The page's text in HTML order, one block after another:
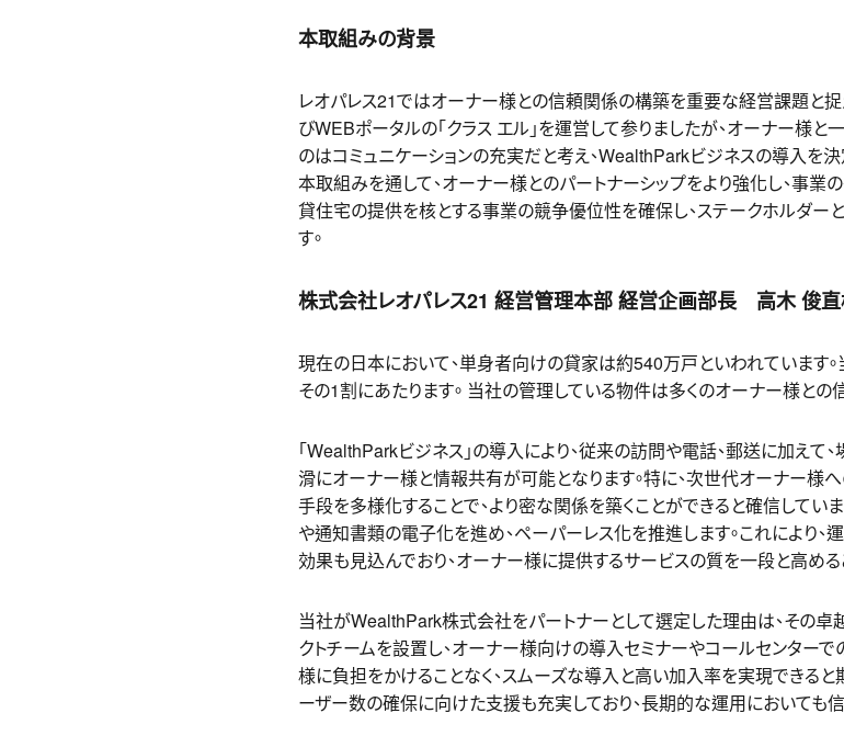
本取組みの背景
レオパレス21ではオーナー様との信頼関係の構築を重要な経営課題と
びWEBポータルの「クラス エル」を運営して参りましたが、オーナー様
のはコミュニケーションの充実だと考え、WealthParkビジネスの導入を決
本取組みを通して、オーナー様とのパートナーシップをより強化し、事業
貸住宅の提供を核とする事業の競争優位性を確保し、ステークホルダー
す。
株式会社レオパレス21 経営管理本部 経営企画部長 高木 俊直
現在の日本において、単身者向けの貸家は約540万戸といわれています
その1割にあたります。 当社の管理している物件は多くのオーナー様との
「WealthParkビジネス」の導入により、従来の訪問や電話、郵送に加えて
滑にオーナー様と情報共有が可能となります。特に、次世代オーナー様
手段を多様化することで、より密な関係を築くことができると確信してい
や通知書類の電子化を進め、ペーパーレス化を推進します。これにより
効果も見込んでおり、オーナー様に提供するサービスの質を一段と高める
当社がWealthPark株式会社をパートナーとして選定した理由は、その卓
クトチームを設置し、オーナー様向けの導入セミナーやコールセンター
様に負担をかけることなく、スムーズな導入と高い加入率を実現できると
ーザー数の確保に向けた支援も充実しており、長期的な運用においても